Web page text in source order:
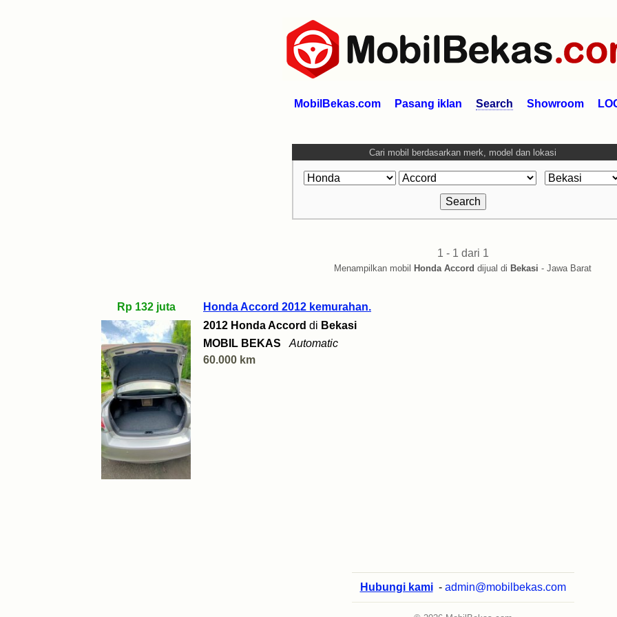
MobilBekas.com Pasang iklan Search Showroom
Cari mobil berdasarkan merk, model dan lokasi
1 - 1 dari 1
Menampilkan mobil Honda Accord dijual di Bekasi - Jawa Barat
Rp 132 juta
Honda Accord 2012 kemurahan.
2012 Honda Accord di Bekasi
MOBIL BEKAS
Automatic
60.000 km
Hubungi kami - admin@mobilbekas.com